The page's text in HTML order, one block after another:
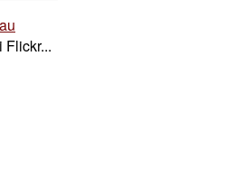
Flickr...